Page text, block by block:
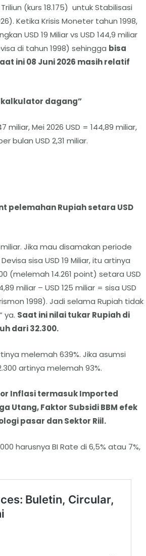
(kurs 18.175) untuk Stabilisasi
Ketika Krisis Moneter tahun 1998,
USD 19 Miliar vs USD 144,9 miliar
di tahun 1998) sehingga bisa
ini 08 Juni 2026 masih relatif
dagang”
Mei 2026 USD = 144,89 miliar,
bulan USD 2,31 miliar.
pelemahan Rupiah setara USD
Jika mau disamakan periode
sisa USD 19 Miliar, itu artinya
(melemah 14.261 point) setara USD
miliar – USD 125 miliar = sisa USD
1998). Jadi selama Rupiah tidak
ya. Saat ini nilai tukar Rupiah di
dari 32.300.
melemah 639%. Jika asumsi
artinya melemah 93%.
Inflasi termasuk Imported
Utang, Faktor Subsidi BBM efek
pasar dan Sektor Riil.
harusnya BI Rate di 6,5% atau 7%,